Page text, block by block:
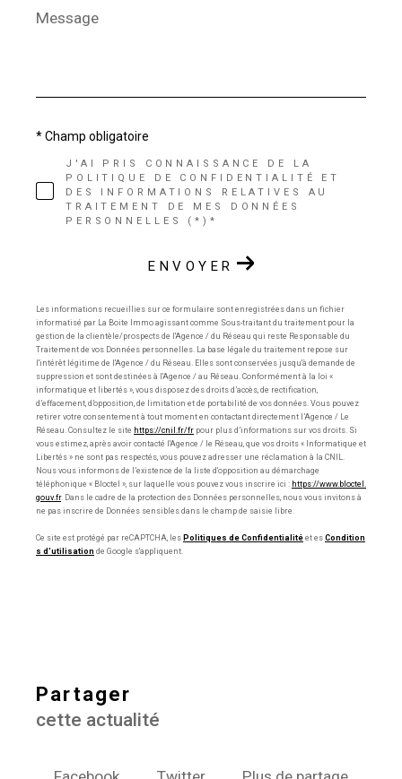
Message
*
J'AI PRIS CONNAISSANCE DE LA
POLITIQUE DE CONFIDENTIALITÉ ET
DES INFORMATIONS RELATIVES AU
TRAITEMENT DE MES DONNÉES
PERSONNELLES (*)*
* Champ obligatoire
ENVOYER
Les informations recueillies sur ce formulaire sont enregistrées dans un fichier
informatisé par La Boite Immo agissant comme Sous-traitant du traitement pour la
gestion de la clientèle/prospects de l'Agence / du Réseau qui reste Responsable du
Traitement de vos Données personnelles. La base légale du traitement repose sur
l'intérêt légitime de l'Agence / du Réseau. Elles sont conservées jusqu'à demande de
suppression et sont destinées à l'Agence / au Réseau. Conformément à la loi «
informatique et libertés », vous disposez des droits d’accès, de rectification,
d’effacement, d’opposition, de limitation et de portabilité de vos données. Vous pouvez
retirer votre consentement à tout moment en contactant directement l’Agence / Le
Réseau. Consultez le site https://cnil.fr/fr pour plus d’informations sur vos droits. Si
vous estimez, après avoir contacté l'Agence / le Réseau, que vos droits « Informatique et
Libertés » ne sont pas respectés, vous pouvez adresser une réclamation à la CNIL.
Nous vous informons de l’existence de la liste d'opposition au démarchage
téléphonique « Bloctel », sur laquelle vous pouvez vous inscrire ici : https://www.bloctel.
gouv.fr. Dans le cadre de la protection des Données personnelles, nous vous invitons à
ne pas inscrire de Données sensibles dans le champ de saisie libre.
Ce site est protégé par reCAPTCHA, les Politiques de Confidentialité et es Condition
s d'utilisation de Google s'appliquent.
partager
cette actualité